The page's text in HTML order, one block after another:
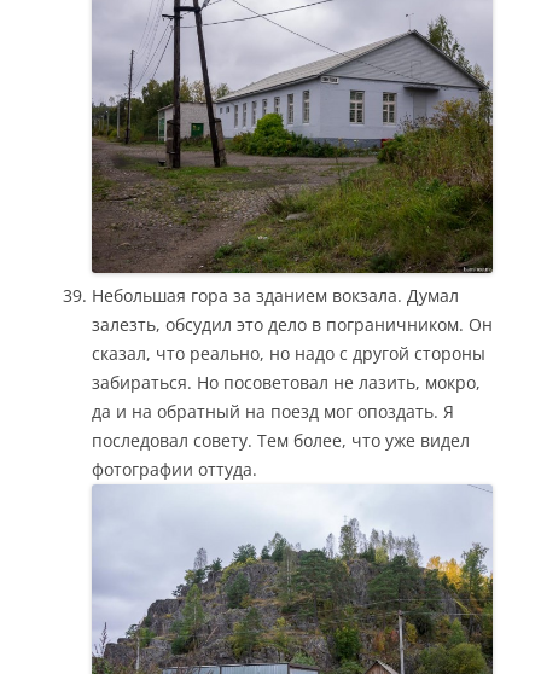
Небольшая гора за зданием вокзала. Думал
залезть, обсудил это дело в пограничником. Он
сказал, что реально, но надо с другой стороны
забираться. Но посоветовал не лазить, мокро,
да и на обратный на поезд мог опоздать. Я
последовал совету. Тем более, что уже видел
фотографии оттуда.